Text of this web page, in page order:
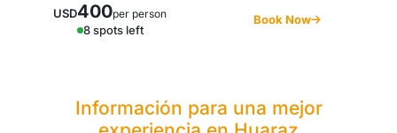
USD400per person
8 spots left
Book Now
Información para una mejor